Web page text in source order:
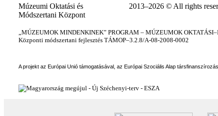
Múzeumi Oktatási és
Módszertani Központ
2013–2026 © All rights
„MÚZEUMOK MINDENKINEK” PROGRAM – MÚZEUMOK
Központi módszertani fejlesztés TÁMOP–3.2.8/A-08-2008-0002
A projekt az Európai Unió támogatásával, az Európai Szociális Alap